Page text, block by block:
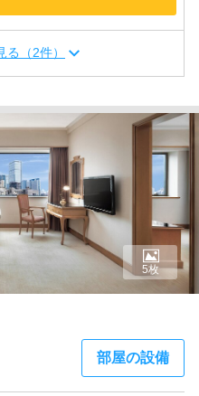
（2件）
部屋の設備
5枚